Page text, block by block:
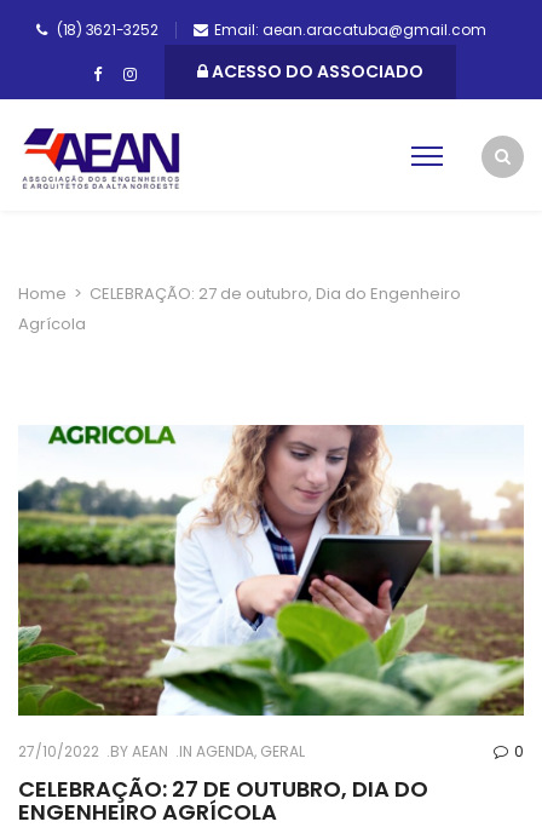
(18) 3621-3252 Email: aean.aracatuba@gmail.com
ACESSO DO ASSOCIADO
Home > CELEBRAÇÃO: 27 de outubro, Dia do Engenheiro
Agrícola
27/10/2022 BYAEAN IN AGENDA, GERAL 0
CELEBRAÇÃO: 27 DE OUTUBRO, DIA DO
ENGENHEIRO AGRÍCOLA